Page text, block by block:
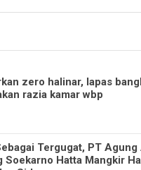
zero halinar, lapas
razia kamar wbp
Tergugat, PT Agung
Soekarno Hatta Mangkir